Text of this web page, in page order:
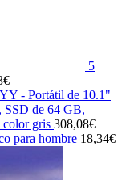
5
€
- Portátil de 10.1"
de 64 GB,
gris 308,08€
para hombre 18,34€